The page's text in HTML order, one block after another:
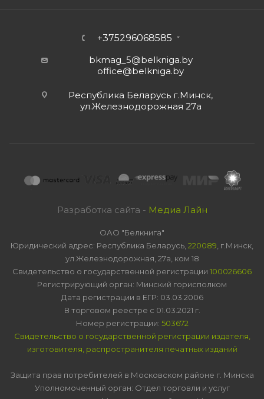
+375296068585
bkmag_5@belkniga.by
office@belkniga.by
Республика Беларусь г.Минск,
ул.Железнодорожная 27а
Разработка сайта - Медиа Лайн
ОАО "Белкнига"
Юридический адрес: Республика Беларусь, 220089 , г.Минск,
ул.Железнодорожная, 27а, ком 18
Свидетельство о государственной регистрации 100026606
Регистрирующий орган: Минский горисполком
Дата регистрации в ЕГР: 03.03.2006
В торговом реестре с 01.03.2021 г.
Номер регистрации: 503672
Свидетельство о государственной регистрации издателя,
изготовителя, распространителя печатных изданий
Защита прав потребителей в Московском районе г. Минска
Уполномоченный орган: Отдел торговли и услуг